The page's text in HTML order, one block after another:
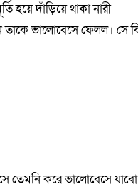
হয়ে দাঁড়িয়ে থাকা নারী
তাকে ভালোবেসে ফেলল। সে
তেমনি করে ভালোবেসে যাবো